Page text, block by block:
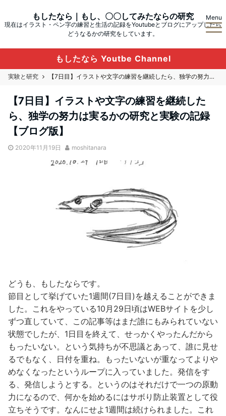
もしたなら｜もし、〇〇してみたならの研究
現在はイラスト・ペン字の練習と生活の記録をYoutubeとブログにアップしたら
どうなるかの研究をしています。
Menu
もしたなら Youtbe Channel
実験と研究 【7日目】イラストや文字の練習を継続したら、独学の努力は実るかの研究と実験の記録【ブログ版】
【7日目】イラストや文字の練習を継続した
ら、独学の努力は実るかの研究と実験の記録
【ブログ版】
2020年11月19日 moshitanara
どうも、もしたならです。
節目として挙げていた1週間(7日目)を越えることができま
した。これをやっている10月29日頃はWEBサイトを少し
ずつ直していて、この記事等はまだ誰にもみられていない
状態でしたが、1日目を終えて、せっかくやったんだから
もったいない。という気持ちが不思議とあって、誰に見せ
るでもなく、日付を重ね。もったいないが重なってよりや
めなくなったというループに入っていました。発信をす
る、発信しようとする。というのはそれだけで一つの原動
力になるので、何かを始めるにはサボり防止装置として役
立ちそうです。なんにせよ1週間は続けられました。これ